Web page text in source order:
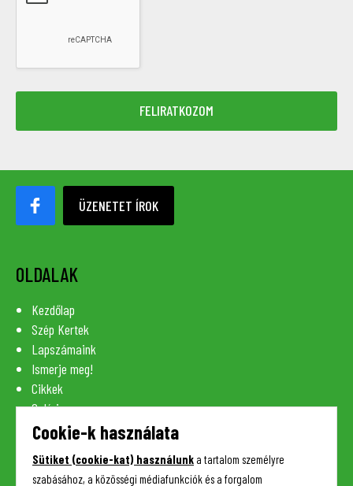
ÜZENETET ÍROK
OLDALAK
Kezdőlap
Szép Kertek
Lapszámaink
Ismerje meg!
Cikkek
Galéria
Szaknévsor
Kapcsolat
Cookie-k használata
Sütiket (cookie-kat) használunk a tartalom személyre
szabásához, a közösségi médiafunkciók és a forgalom